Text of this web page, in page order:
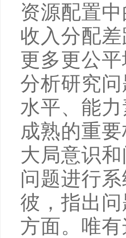
资源配置
收入分配
更多更公
分析研究
水平、能
成熟的重
大局意识
问题进行
彼，指出
方面。唯